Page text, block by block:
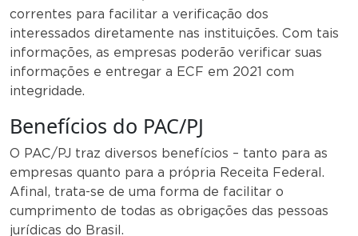
correntes para facilitar a verificação dos
interessados diretamente nas instituições. Com tais
informações, as empresas poderão verificar suas
informações e entregar a ECF em 2021 com
integridade.
Benefícios do PAC/PJ
O PAC/PJ traz diversos benefícios – tanto para as
empresas quanto para a própria Receita Federal.
Afinal, trata-se de uma forma de facilitar o
cumprimento de todas as obrigações das pessoas
jurídicas do Brasil.